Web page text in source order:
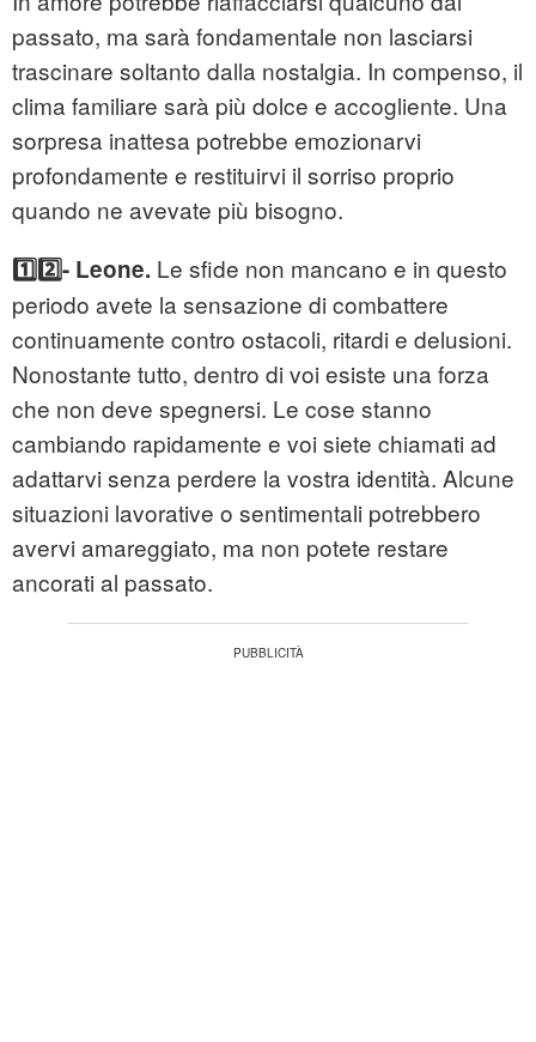
passato, ma sarà fondamentale non lasciarsi
trascinare soltanto dalla nostalgia. In compenso, il
clima familiare sarà più dolce e accogliente. Una
sorpresa inattesa potrebbe emozionarvi
profondamente e restituirvi il sorriso proprio
quando ne avevate più bisogno.
1️⃣2️⃣- Leone. Le sfide non mancano e in questo
periodo avete la sensazione di combattere
continuamente contro ostacoli, ritardi e delusioni.
Nonostante tutto, dentro di voi esiste una forza
che non deve spegnersi. Le cose stanno
cambiando rapidamente e voi siete chiamati ad
adattarvi senza perdere la vostra identità. Alcune
situazioni lavorative o sentimentali potrebbero
avervi amareggiato, ma non potete restare
ancorati al passato.